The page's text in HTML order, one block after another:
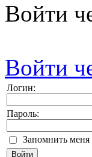
Войти
Войти
Логин:
Пароль:
Запомнить меня